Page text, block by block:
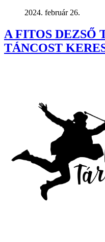
2024. február 26.
A FITOS DEZSŐ
TÁNCOST